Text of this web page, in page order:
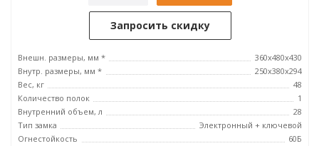
Запросить скидку
Внешн. размеры, мм *
360x480x430
Внутр. размеры, мм *
250х380х294
Вес, кг
48
Количество полок
1
Внутренний объем, л
28
Тип замка
Электронный + ключевой
Огнестойкость
60Б